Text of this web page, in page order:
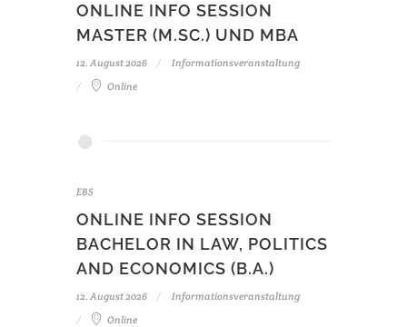
ONLINE INFO SESSION
MASTER (M.SC.) UND MBA
12. August 2026
Informationsveranstaltung
Online
EBS
ONLINE INFO SESSION
BACHELOR IN LAW, POLITICS
AND ECONOMICS (B.A.)
12. August 2026
Informationsveranstaltung
Online